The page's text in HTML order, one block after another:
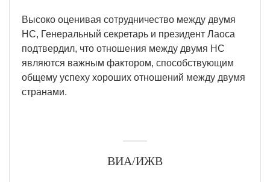
Высоко оценивая сотрудничество между двумя
НС, Генеральный секретарь и президент Лаоса
подтвердил, что отношения между двумя НС
являются важным фактором, способствующим
общему успеху хороших отношений между двумя
странами.
ВИА/ИЖВ